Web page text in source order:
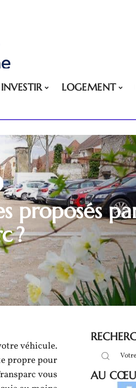
INVESTIR LOGEMENT
proposés
?
véhicule.
propre pour
vous
AU